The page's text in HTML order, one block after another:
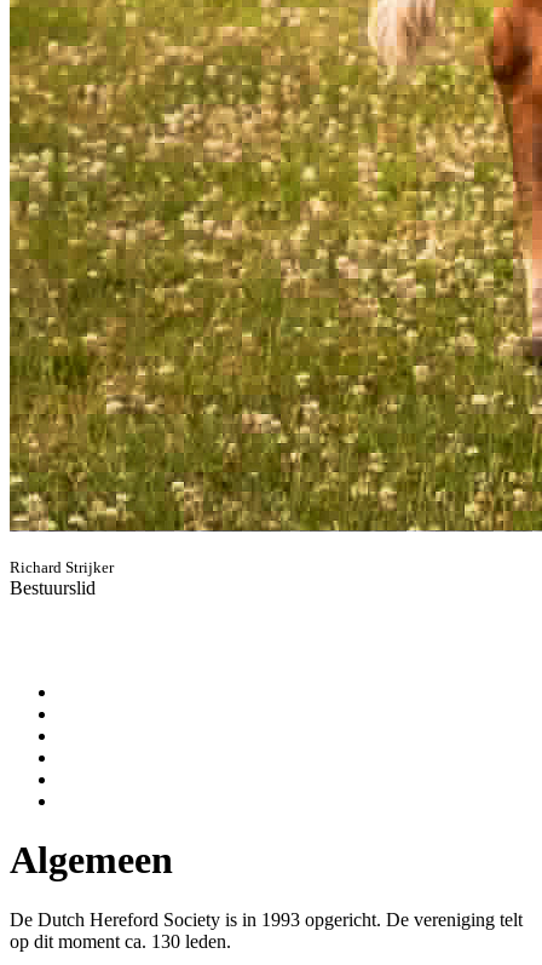
Richard Strijker
Bestuurslid
Algemeen
De Dutch Hereford Society is in 1993 opgericht. De vereniging telt
op dit moment ca. 130 leden.